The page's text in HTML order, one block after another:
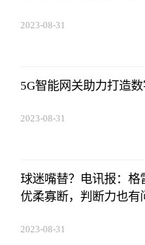
2023-08-31
5G智能网关助力打造
2023-08-31
球迷嘴替？电讯报：
优柔寡断，判断力也有
2023-08-31